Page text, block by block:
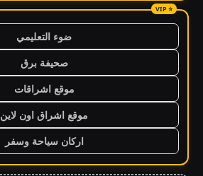
ضوء التعليمي
صحيفة برق
موقع اشراقات
موقع اشراق اون لاين
اركان سياحة وسفر